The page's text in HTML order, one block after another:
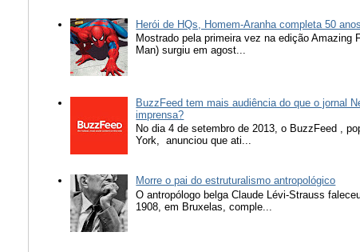
Herói de HQs, Homem-Aranha completa 50
Mostrado pela primeira vez na edição
Man) surgiu em agost...
BuzzFeed tem mais audiência do que o jornal
imprensa?
No dia 4 de setembro de 2013, o BuzzFeed ,
York, anunciou que ati...
Morre o pai do estruturalismo antropológico
O antropólogo belga Claude Lévi-Strauss
1908, em Bruxelas, comple...